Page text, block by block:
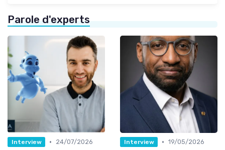
Parole d'experts
Interview •
24/07/2026
Interview • 19/05/2026